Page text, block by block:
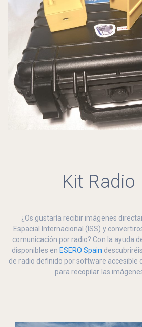
Kit Radio
¿Os gustaría recibir imágenes
Espacial Internacional (ISS) y
comunicación por radio? Con la ayuda
disponibles en ESERO Spain
de radio definido por software accesible
para recopilar las